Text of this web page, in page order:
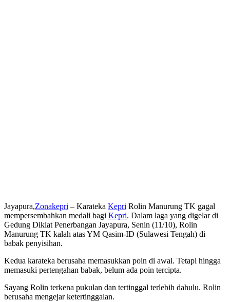
Jayapura,Zonakepri – Karateka Kepri Rolin Manurung TK gagal
mempersembahkan medali bagi Kepri. Dalam laga yang digelar di
Gedung Diklat Penerbangan Jayapura, Senin (11/10), Rolin
Manurung TK kalah atas YM Qasim-ID (Sulawesi Tengah) di
babak penyisihan.
Kedua karateka berusaha memasukkan poin di awal. Tetapi hingga
memasuki pertengahan babak, belum ada poin tercipta.
Sayang Rolin terkena pukulan dan tertinggal terlebih dahulu. Rolin
berusaha mengejar ketertinggalan.